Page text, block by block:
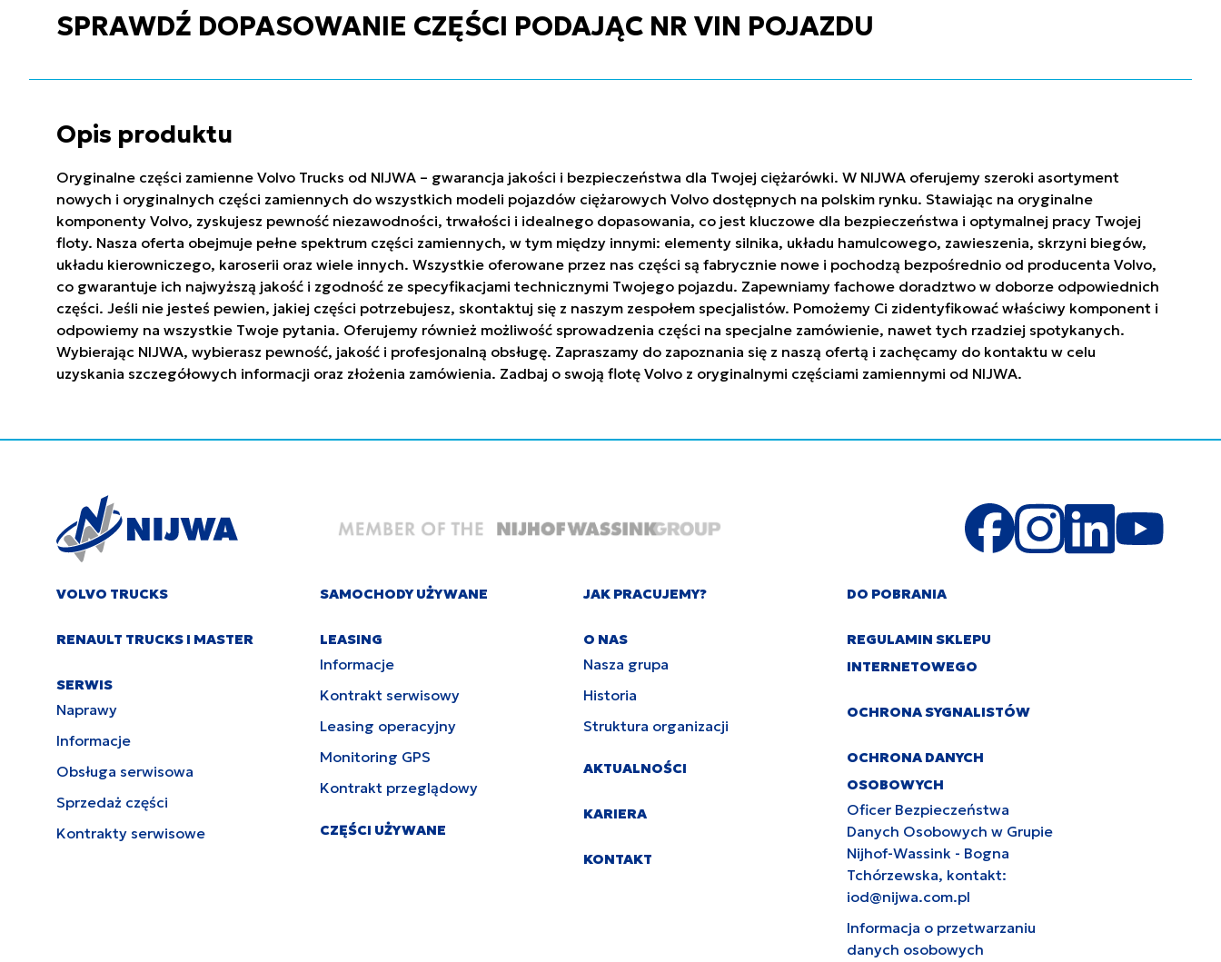
SPRAWDŹ DOPASOWANIE CZĘŚCI PODAJĄC NR VIN POJAZDU
Opis produktu
Oryginalne części zamienne Volvo Trucks od NIJWA – gwarancja jakości i bezpieczeństwa dla Twojej ciężarówki. W NIJWA oferujemy szeroki asortyment
nowych i oryginalnych części zamiennych do wszystkich modeli pojazdów ciężarowych Volvo dostępnych na polskim rynku. Stawiając na oryginalne
komponenty Volvo, zyskujesz pewność niezawodności, trwałości i idealnego dopasowania, co jest kluczowe dla bezpieczeństwa i optymalnej pracy Twojej
floty. Nasza oferta obejmuje pełne spektrum części zamiennych, w tym między innymi: elementy silnika, układu hamulcowego, zawieszenia, skrzyni biegów,
układu kierowniczego, karoserii oraz wiele innych. Wszystkie oferowane przez nas części są fabrycznie nowe i pochodzą bezpośrednio od producenta Volvo,
co gwarantuje ich najwyższą jakość i zgodność ze specyfikacjami technicznymi Twojego pojazdu. Zapewniamy fachowe doradztwo w doborze odpowiednich
części. Jeśli nie jesteś pewien, jakiej części potrzebujesz, skontaktuj się z naszym zespołem specjalistów. Pomożemy Ci zidentyfikować właściwy komponent i
odpowiemy na wszystkie Twoje pytania. Oferujemy również możliwość sprowadzenia części na specjalne zamówienie, nawet tych rzadziej spotykanych.
Wybierając NIJWA, wybierasz pewność, jakość i profesjonalną obsługę. Zapraszamy do zapoznania się z naszą ofertą i zachęcamy do kontaktu w celu
uzyskania szczegółowych informacji oraz złożenia zamówienia. Zadbaj o swoją flotę Volvo z oryginalnymi częściami zamiennymi od NIJWA.
VOLVO TRUCKS
RENAULT TRUCKS I MASTER
SERWIS
Naprawy
Informacje
Obsługa serwisowa
Sprzedaż części
Kontrakty serwisowe
SAMOCHODY UŻYWANE
LEASING
Informacje
Kontrakt serwisowy
Leasing operacyjny
Monitoring GPS
Kontrakt przeglądowy
CZĘŚCI UŻYWANE
JAK PRACUJEMY?
O NAS
Nasza grupa
Historia
Struktura organizacji
AKTUALNOŚCI
KARIERA
KONTAKT
DO POBRANIA
REGULAMIN SKLEPU
INTERNETOWEGO
OCHRONA SYGNALISTÓW
OCHRONA DANYCH
OSOBOWYCH
Oficer Bezpieczeństwa
Danych Osobowych w Grupie
Nijhof-Wassink - Bogna
Tchórzewska, kontakt:
iod@nijwa.com.pl
Informacja o przetwarzaniu
danych osobowych